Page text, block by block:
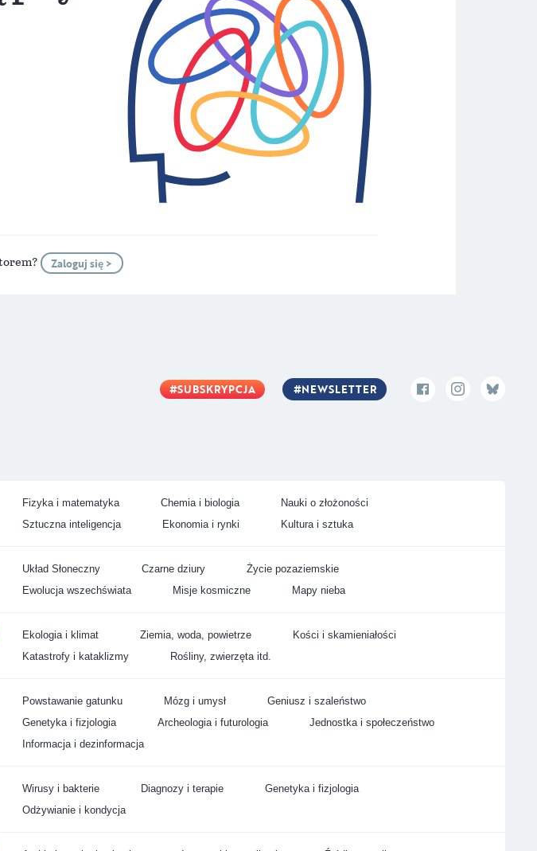
Zaloguj się >
SUBSKRYPCJA NEWSLETTER
Fizyka i matematyka Chemia i biologia
Nauki o złożoności
Sztuczna inteligencja
Ekonomia i rynki Kultura i sztuka
Układ Słoneczny Czarne dziury
Życie pozaziemskie
Ewolucja wszechświata
Misje kosmiczne Mapy nieba
Ekologia i klimat Ziemia, woda, powietrze
Kości i skamieniałości
Katastrofy i kataklizmy
Rośliny, zwierzęta itd.
Powstawanie gatunku Mózg i umysł
Geniusz i szaleństwo
Genetyka i fizjologia
Archeologia i futurologia
Jednostka i społeczeństwo
Informacja i dezinformacja
Wirusy i bakterie Diagnozy i terapie
Genetyka i fizjologia
Odżywianie i kondycja